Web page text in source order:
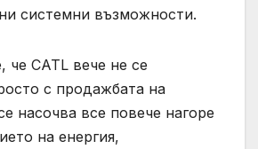
системни възможности.
CATL вече не се
с продажбата на
насочва все повече нагоре
на енергия,